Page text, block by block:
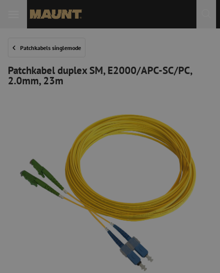
Patchkabels singlemode
Patchkabel duplex SM, E2000/APC-SC/PC,
2.0mm, 23m